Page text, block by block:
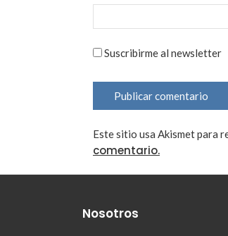
Suscribirme al newsletter
Este sitio usa Akismet para
comentario.
Nosotros